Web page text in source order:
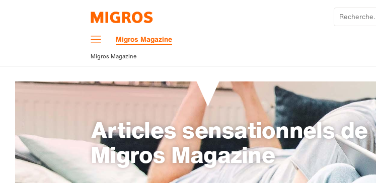
MenuMigros Magazine
Migros Magazine
Articles sensationnels de
Migros Magazine